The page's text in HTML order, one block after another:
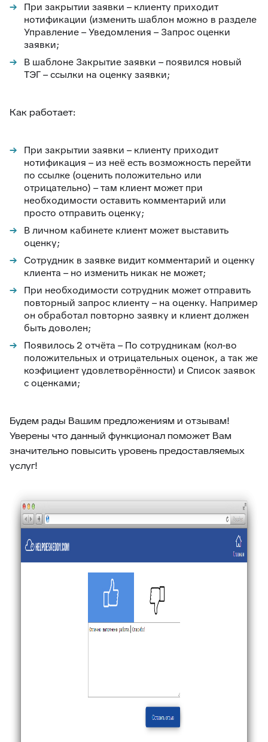
При закрытии заявки – клиенту приходит
нотификации (изменить шаблон можно в разделе
Управление – Уведомления – Запрос оценки
заявки;
В шаблоне Закрытие заявки – появился новый
ТЭГ – ссылки на оценку заявки;
Как работает:
При закрытии заявки – клиенту приходит
нотификация – из неё есть возможность перейти
по ссылке (оценить положительно или
отрицательно) – там клиент может при
необходимости оставить комментарий или
просто отправить оценку;
В личном кабинете клиент может выставить
оценку;
Сотрудник в заявке видит комментарий и оценку
клиента – но изменить никак не может;
При необходимости сотрудник может отправить
повторный запрос клиенту – на оценку. Например
он обработал повторно заявку и клиент должен
быть доволен;
Появилось 2 отчёта – По сотрудникам (кол-во
положительных и отрицательных оценок, а так же
коэфициент удовлетворённости) и Список заявок
с оценками;
Будем рады Вашим предложениям и отзывам!
Уверены что данный функционал поможет Вам
значительно повысить уровень предоставляемых
услуг!